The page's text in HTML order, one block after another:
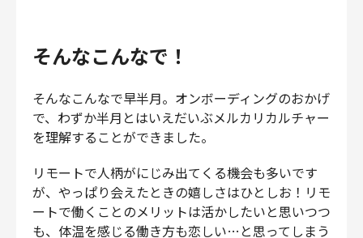
そんなこんなで！
そんなこんなで早半月。オンボーディングのおかげ
で、わずか半月とはいえだいぶメルカリカルチャー
を理解することができました。
リモートで人柄がにじみ出てくる機会も多いです
が、やっぱり会えたときの嬉しさはひとしお！リモ
ートで働くことのメリットは活かしたいと思いつつ
も、体温を感じる働き方も恋しい…と思ってしまう